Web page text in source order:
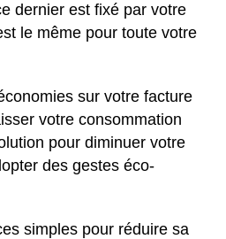
dernier est fixé par votre
le même pour toute votre
sur votre facture
votre consommation
pour diminuer votre
des gestes éco-
simples pour réduire sa